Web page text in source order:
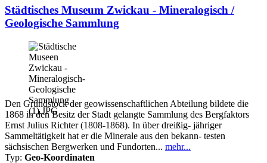
Städtisches Museum Zwickau - Mineralogisch /
Geologische Sammlung
Den Grundstock der geowissenschaftlichen Abteilung bildete die
1868 in den Besitz der Stadt gelangte Sammlung des Bergfaktors
Ernst Julius Richter (1808-1868). In über dreißig- jähriger
Sammeltätigkeit hat er die Minerale aus den bekann- testen
sächsischen Bergwerken und Fundorten... mehr...
Typ: Geo-Koordinaten